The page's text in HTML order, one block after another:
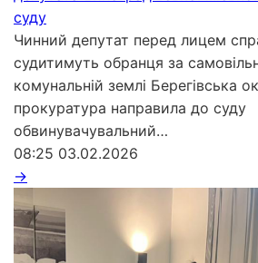
суду
Чинний депутат перед лицем
судитимуть обранця за
комунальній землі Берегівська
прокуратура направила до суду
обвинувачувальний…
08:25 03.02.2026
→